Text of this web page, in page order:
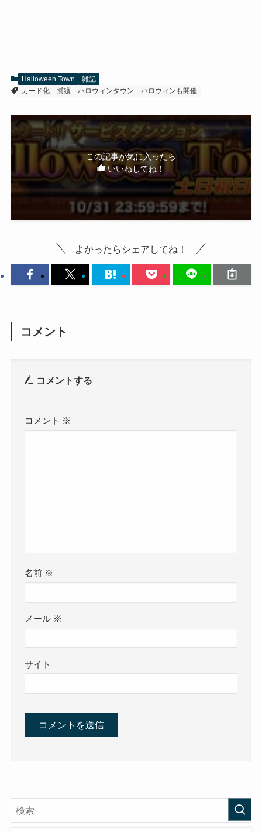
Halloween Town
雑記
カード化
捕獲 ハロウィンタウン ハロウィンも開催
この記事が気に入ったら
いいねしてね！
よかったらシェアしてね！
コメント
コメントする
コメント ※
名前 ※
メール ※
サイト